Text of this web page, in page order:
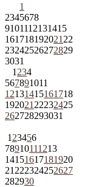
1
2345678
9101112131415
161718192021 22
23242526272829
3031
1 234
567891011
12131415161718
192021 22232425
262728293031
1 23456
78910111213
14151617181920
21 222324252627
282930